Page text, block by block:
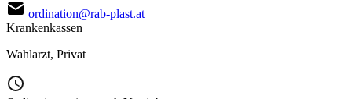
ordination@rab-plast.at
Krankenkassen
Wahlarzt, Privat